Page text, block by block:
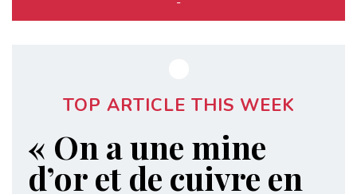
TOP ARTICLE THIS WEEK
« On a une mine
d’or et de cuivre en